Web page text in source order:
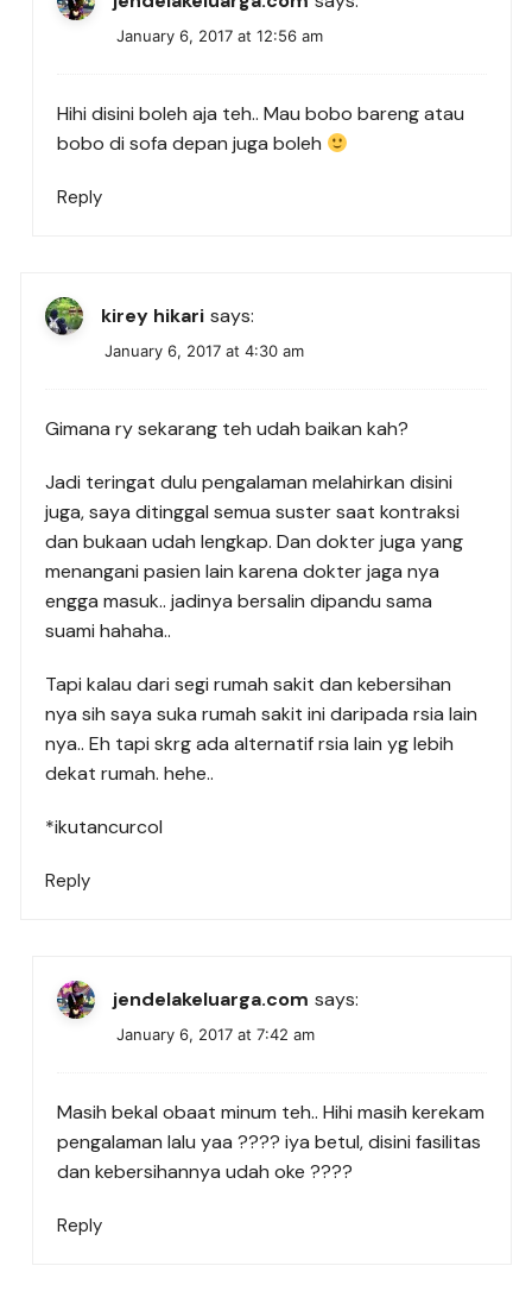
January 6, 2017 at 12:56 am
Hihi disini boleh aja teh.. Mau bobo bareng atau
bobo di sofa depan juga boleh
Reply
kirey hikari says:
January 6, 2017 at 4:30 am
Gimana ry sekarang teh udah baikan kah?
Jadi teringat dulu pengalaman melahirkan disini
juga, saya ditinggal semua suster saat kontraksi
dan bukaan udah lengkap. Dan dokter juga yang
menangani pasien lain karena dokter jaga nya
engga masuk.. jadinya bersalin dipandu sama
suami hahaha..
Tapi kalau dari segi rumah sakit dan kebersihan
nya sih saya suka rumah sakit ini daripada rsia lain
nya.. Eh tapi skrg ada alternatif rsia lain yg lebih
dekat rumah. hehe..
*ikutancurcol
Reply
jendelakeluarga.com says:
January 6, 2017 at 7:42 am
Masih bekal obaat minum teh.. Hihi masih kerekam
pengalaman lalu yaa ???? iya betul, disini fasilitas
dan kebersihannya udah oke ????
Reply